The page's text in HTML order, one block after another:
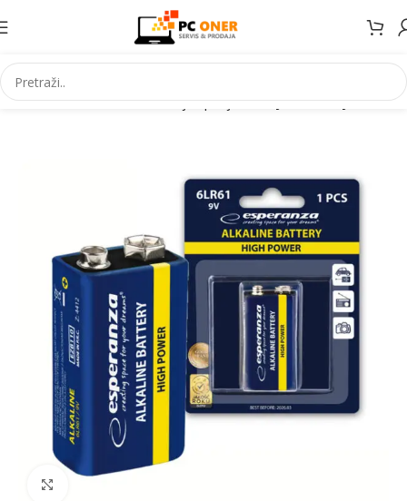
Početna Elektronika Baterije i punjaci Punjive baterije